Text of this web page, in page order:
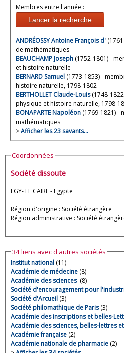
Membres entre l'année :
Lancer la recherche
ANDRÉOSSY Antoine François d'
de mathématiques
BEAUCHAMP Joseph (1752-1801) -
et histoire naturelle
BERNARD Samuel (1773-1853) -
histoire naturelle, 1798-1802
BERTHOLLET Claude-Louis(1748-
physique et histoire naturelle, 1798-
BONAPARTE Napoléon (1769-1821) -
mathématiques
>Afficher les 23 savants…
Coordonnées
Société dissoute
EGY- LE CAIRE - Egypte
Région d'origine : Société étrangère
Région administrative : Société
34 liens avec d'autres sociétés
Institut national (11)
Académie de médecine (8)
Académie des sciences (8)
Société d'encouragement pour
Société d'Arcueil (3)
Société philomathique de Paris(3)
Académie des inscriptions et belles-
Académie des sciences, belles-lettres
Académie française (2)
Académie nationale de pharmacie (2)